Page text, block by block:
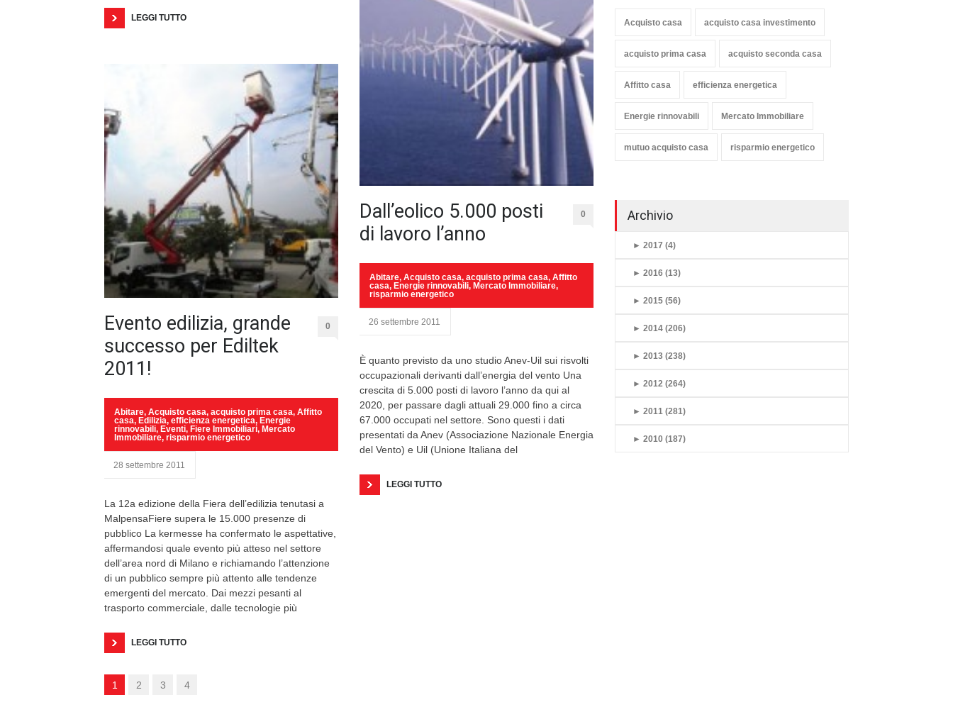
LEGGI TUTTO
Evento edilizia, grande
successo per Ediltek
2011!
0
Abitare, Acquisto casa, acquisto prima casa, Affitto
casa, Edilizia, efficienza energetica, Energie
rinnovabili, Eventi, Fiere Immobiliari, Mercato
Immobiliare, risparmio energetico
28 settembre 2011
La 12a edizione della Fiera dell’edilizia tenutasi a
MalpensaFiere supera le 15.000 presenze di
pubblico La kermesse ha confermato le aspettative,
affermandosi quale evento più atteso nel settore
dell’area nord di Milano e richiamando l’attenzione
di un pubblico sempre più attento alle tendenze
emergenti del mercato. Dai mezzi pesanti al
trasporto commerciale, dalle tecnologie più
LEGGI TUTTO
Dall’eolico 5.000 posti
di lavoro l’anno
0
Abitare, Acquisto casa, acquisto prima casa, Affitto
casa, Energie rinnovabili, Mercato Immobiliare,
risparmio energetico
26 settembre 2011
È quanto previsto da uno studio Anev-Uil sui risvolti
occupazionali derivanti dall’energia del vento Una
crescita di 5.000 posti di lavoro l’anno da qui al
2020, per passare dagli attuali 29.000 fino a circa
67.000 occupati nel settore. Sono questi i dati
presentati da Anev (Associazione Nazionale Energia
del Vento) e Uil (Unione Italiana del
LEGGI TUTTO
1 2 3 4
Acquisto casa acquisto casa investimento
acquisto prima casa acquisto seconda casa
Affitto casa efficienza energetica
Energie rinnovabili Mercato Immobiliare
mutuo acquisto casa risparmio energetico
Archivio
► 2017 (4)
► 2016 (13)
► 2015 (56)
► 2014 (206)
► 2013 (238)
► 2012 (264)
► 2011 (281)
► 2010 (187)